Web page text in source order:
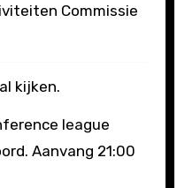
Commissie
kijken.
league
Aanvang 21:00